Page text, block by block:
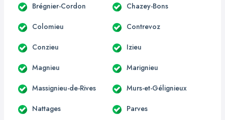
Brégnier-Cordon Chazey-Bons
Colomieu Contrevoz
Conzieu Izieu
Magnieu Marignieu
Massignieu-de-Rives Murs-et-Gélignieux
Nattages Parves